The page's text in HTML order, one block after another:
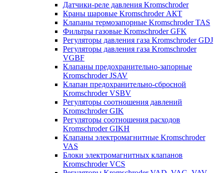
Датчики-реле давления Kromschroder
Краны шаровые Kromschroder АКТ
Клапаны термозапорные Kromschroder TAS
Фильтры газовые Kromschroder GFK
Регуляторы давления газа Kromschroder GDJ
Регуляторы давления газа Kromschroder
VGBF
Клапаны предохранительно-запорные
Kromschroder JSAV
Клапан предохранительно-сбросной
Kromschroder VSBV
Регуляторы соотношения давлений
Kromschroder GIK
Регуляторы соотношения расходов
Kromschroder GIKH
Клапаны электромагнитные Kromschroder
VAS
Блоки электромагнитных клапанов
Kromschroder VCS